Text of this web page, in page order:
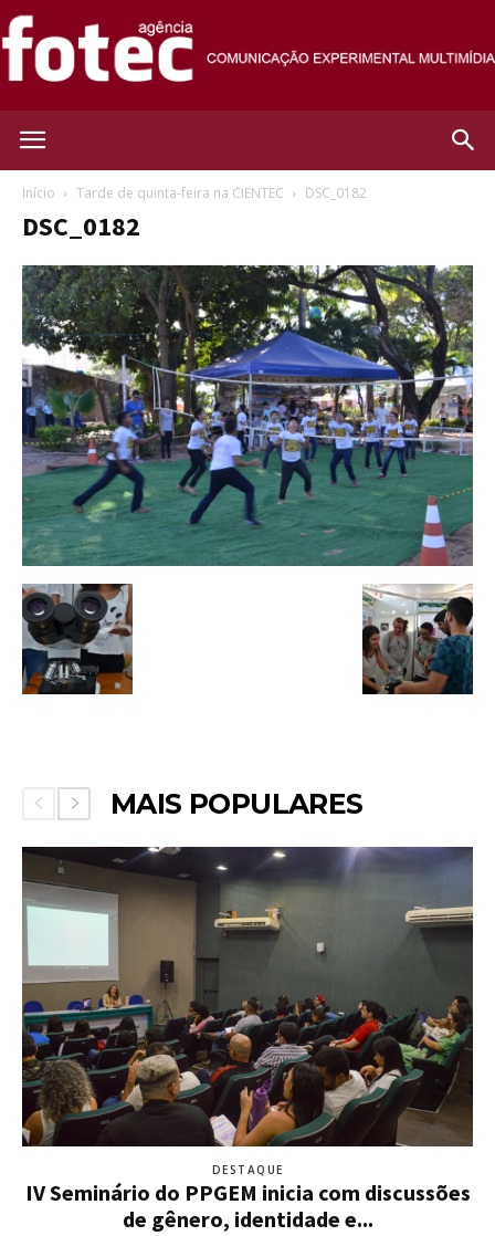
Início Tarde de quinta-feira na CIENTEC DSC_0182
DSC_0182
MAIS POPULARES
DESTAQUE
IV Seminário do PPGEM inicia com discussões
de gênero, identidade e...